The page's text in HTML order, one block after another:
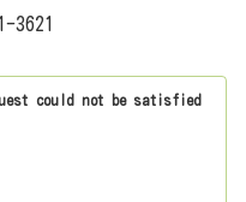
3621
could not be satisfied